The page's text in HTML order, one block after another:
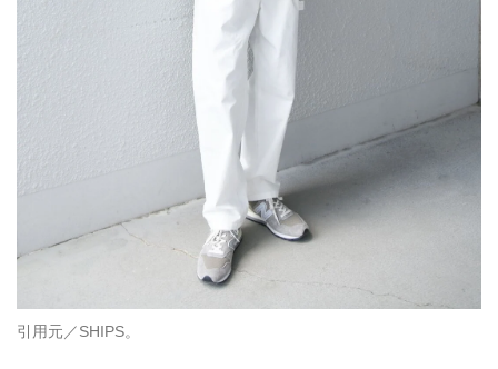
引用元／SHIPS。